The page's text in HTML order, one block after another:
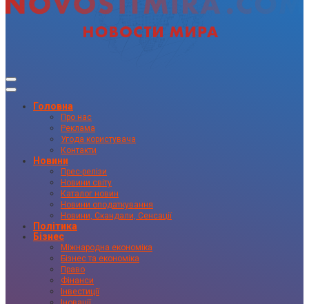
Головна
Про нас
Реклама
Угода користувача
Контакти
Новини
Прес-релізи
Новини світу
Каталог новин
Новини оподаткування
Новини, Скандали, Сенсації
Політика
Бізнес
Міжнародна економіка
Бізнес та економіка
Право
Фінанси
Інвестиції